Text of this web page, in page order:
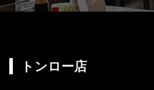
トンロー店